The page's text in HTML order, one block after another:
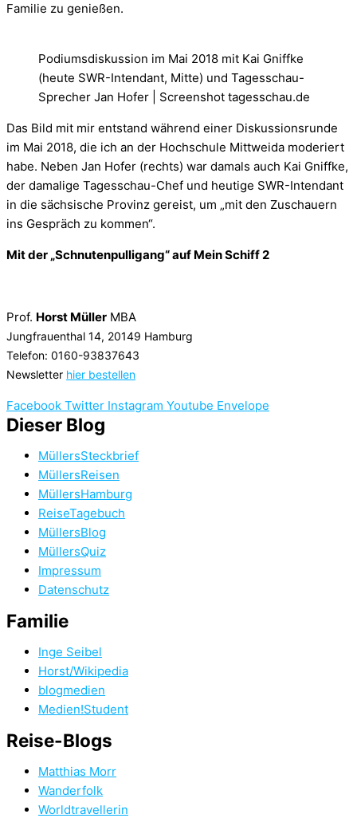
Familie zu genießen.
Podiumsdiskussion im Mai 2018 mit Kai Gniffke
(heute SWR-Intendant, Mitte) und Tagesschau-
Sprecher Jan Hofer | Screenshot tagesschau.de
Das Bild mit mir entstand während einer Diskussionsrunde
im Mai 2018, die ich an der Hochschule Mittweida moderiert
habe. Neben Jan Hofer (rechts) war damals auch Kai Gniffke,
der damalige Tagesschau-Chef und heutige SWR-Intendant
in die sächsische Provinz gereist, um „mit den Zuschauern
ins Gespräch zu kommen“.
Mit der „Schnutenpulligang“ auf Mein Schiff 2
Prof. Horst Müller MBA
Jungfrauenthal 14, 20149 Hamburg
Telefon: 0160-93837643
Newsletter hier bestellen
Facebook Twitter Instagram Youtube Envelope
Dieser Blog
MüllersSteckbrief
MüllersReisen
MüllersHamburg
ReiseTagebuch
MüllersBlog
MüllersQuiz
Impressum
Datenschutz
Familie
Inge Seibel
Horst/Wikipedia
blogmedien
Medien!Student
Reise-Blogs
Matthias Morr
Wanderfolk
Worldtravellerin